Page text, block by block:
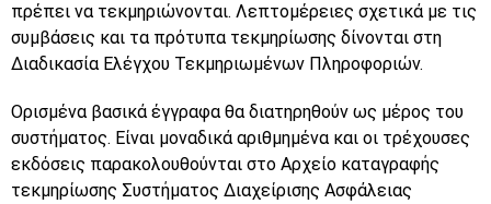
πρέπει να τεκμηριώνονται. Λεπτομέρειες σχετικά με τις
συμβάσεις και τα πρότυπα τεκμηρίωσης δίνονται στη
Διαδικασία Ελέγχου Τεκμηριωμένων Πληροφοριών.
Ορισμένα βασικά έγγραφα θα διατηρηθούν ως μέρος του
συστήματος. Είναι μοναδικά αριθμημένα και οι τρέχουσες
εκδόσεις παρακολουθούνται στο Αρχείο καταγραφής
τεκμηρίωσης Συστήματος Διαχείρισης Ασφάλειας